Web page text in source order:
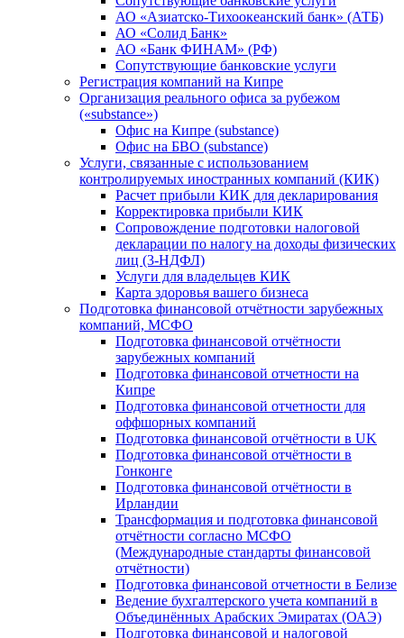
АО «Азиатско-Тихоокеанский банк» (АТБ)
АО «Солид Банк»
АО «Банк ФИНАМ» (РФ)
Сопутствующие банковские услуги
Регистрация компаний на Кипре
Организация реального офиса за рубежом
(«substance»)
Офис на Кипре (substance)
Офис на БВО (substance)
Услуги, связанные с использованием
контролируемых иностранных компаний (КИК)
Расчет прибыли КИК для декларирования
Корректировка прибыли КИК
Сопровождение подготовки налоговой
декларации по налогу на доходы физических
лиц (3-НДФЛ)
Услуги для владельцев КИК
Карта здоровья вашего бизнеса
Подготовка финансовой отчётности зарубежных
компаний, МСФО
Подготовка финансовой отчётности
зарубежных компаний
Подготовка финансовой отчетности на
Кипре
Подготовка финансовой отчетности для
оффшорных компаний
Подготовка финансовой отчётности в UK
Подготовка финансовой отчётности в
Гонконге
Подготовка финансовой отчётности в
Ирландии
Трансформация и подготовка финансовой
отчётности согласно МСФО
(Международные стандарты финансовой
отчётности)
Подготовка финансовой отчетности в Белизе
Ведение бухгалтерского учета компаний в
Объединённых Арабских Эмиратах (ОАЭ)
Подготовка финансовой и налоговой